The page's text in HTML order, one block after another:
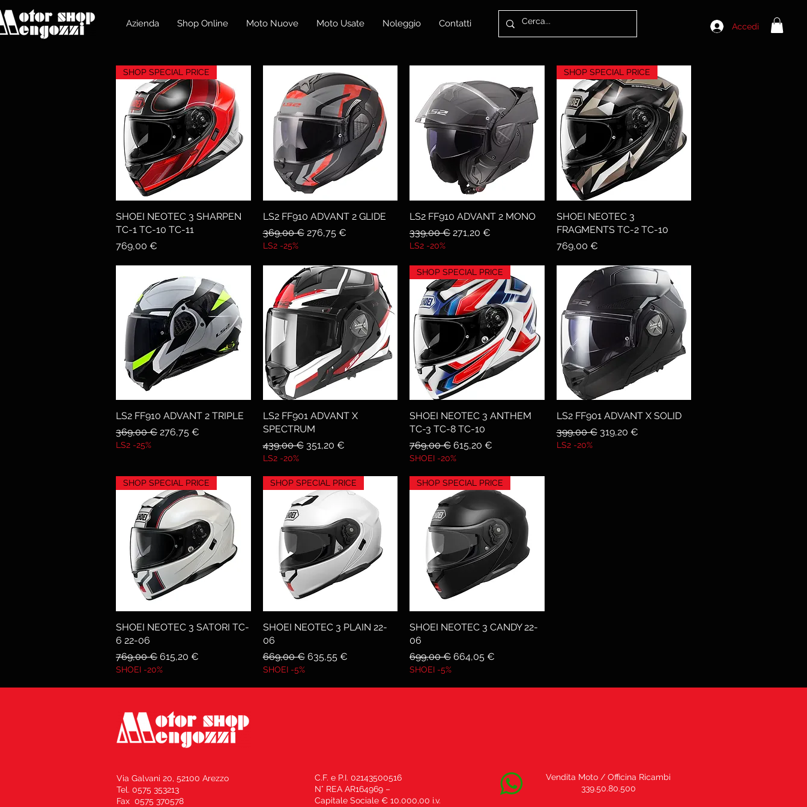
Accedi
Azienda Shop Online Moto Nuove Moto Usate Noleggio Contatti
Vista rapida
SHOP SPECIAL PRICE
SHOEI NEOTEC 3 SHARPEN
TC-1 TC-10 TC-11
Prezzo
769,00 €
Vista rapida
LS2 FF910 ADVANT 2 GLIDE
Prezzo regolare
369,00 € Prezzo scontato
276,75 €
LS2 -25%
Vista rapida
LS2 FF910 ADVANT 2 MONO
Prezzo regolare
339,00 € Prezzo scontato
271,20 €
LS2 -20%
Vista rapida
SHOP SPECIAL PRICE
SHOEI NEOTEC 3
FRAGMENTS TC-2 TC-10
Prezzo
769,00 €
Vista rapida
LS2 FF910 ADVANT 2 TRIPLE
Prezzo regolare
369,00 € Prezzo scontato
276,75 €
LS2 -25%
Vista rapida
LS2 FF901 ADVANT X
SPECTRUM
Prezzo regolare
439,00 € Prezzo scontato
351,20 €
LS2 -20%
Vista rapida
SHOP SPECIAL PRICE
SHOEI NEOTEC 3 ANTHEM
TC-3 TC-8 TC-10
Prezzo regolare
769,00 € Prezzo scontato
615,20 €
SHOEI -20%
Vista rapida
LS2 FF901 ADVANT X SOLID
Prezzo regolare
399,00 € Prezzo scontato
319,20 €
LS2 -20%
Vista rapida
SHOP SPECIAL PRICE
SHOEI NEOTEC 3 SATORI TC-
6 22-06
Prezzo regolare
769,00 € Prezzo scontato
615,20 €
SHOEI -20%
Vista rapida
SHOP SPECIAL PRICE
SHOEI NEOTEC 3 PLAIN 22-
06
Prezzo regolare
669,00 € Prezzo scontato
635,55 €
SHOEI -5%
Vista rapida
SHOP SPECIAL PRICE
SHOEI NEOTEC 3 CANDY 22-
06
Prezzo regolare
699,00 € Prezzo scontato
664,05 €
SHOEI -5%
Via Galvani 20, 52100 Arezzo
Tel. 0575 353213
Fax 0575 370578
C.F. e P.I. 02143500516
N° REA AR164969 –
Capitale Sociale € 10.000,00 i.v.
Vendita Moto / Officina Ricambi
339.50.80.500